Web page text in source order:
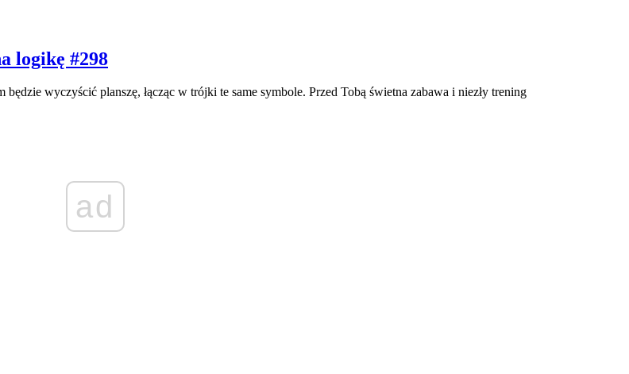
logikę #298
wyczyścić planszę, łącząc w trójki te same symbole. Przed Tobą świetna zabawa i niezły trening
ad